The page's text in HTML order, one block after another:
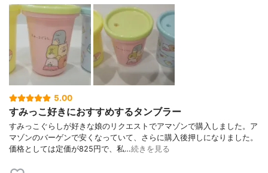
5.00
すみっこ好きにおすすめするタンブラー
すみっこぐらしが好きな娘のリクエストでアマゾンで購入しました。ア
マゾンのバーゲンで安くなっていて、さらに購入後押しになりました。
価格としては定価が825円で、私…続きを見る